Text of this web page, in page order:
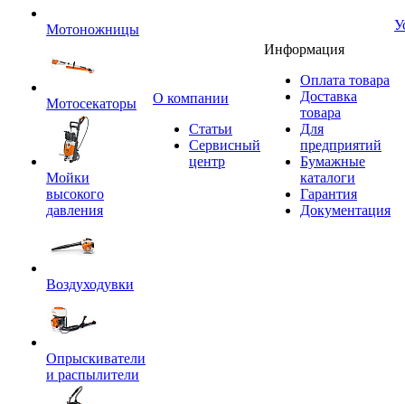
Мотоножницы
Мотосекаторы
Мойки
высокого
давления
Воздуходувки
Опрыскиватели
и распылители
O компании
Статьи
Сервисный
центр
Информация
Оплата товара
Доставка
товара
Для
предприятий
Бумажные
каталоги
Гарантия
Документация